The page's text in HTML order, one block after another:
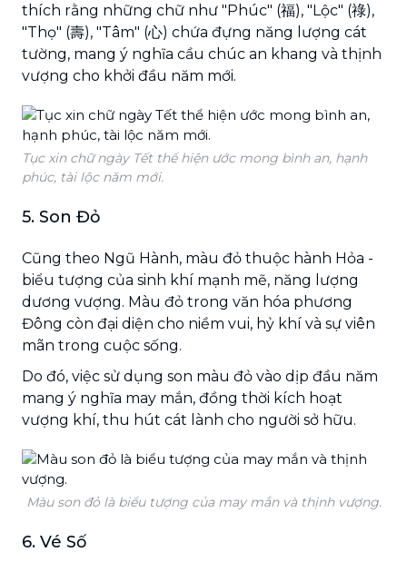
thích rằng những chữ như "Phúc" (福), "Lộc" (祿),
"Thọ" (壽), "Tâm" (心) chứa đựng năng lượng cát
tường, mang ý nghĩa cầu chúc an khang và thịnh
vượng cho khởi đầu năm mới.
Tục xin chữ ngày Tết thể hiện ước mong bình an, hạnh
phúc, tài lộc năm mới.
5. Son Đỏ
Cũng theo Ngũ Hành, màu đỏ thuộc hành Hỏa -
biểu tượng của sinh khí mạnh mẽ, năng lượng
dương vượng. Màu đỏ trong văn hóa phương
Đông còn đại diện cho niềm vui, hỷ khí và sự viên
mãn trong cuộc sống.
Do đó, việc sử dụng son màu đỏ vào dịp đầu năm
mang ý nghĩa may mắn, đồng thời kích hoạt
vượng khí, thu hút cát lành cho người sở hữu.
Màu son đỏ là biểu tượng của may mắn và thịnh vượng.
6. Vé Số